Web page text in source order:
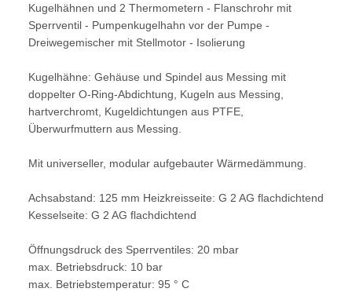
Kugelhähnen und 2 Thermometern - Flanschrohr mit
Sperrventil - Pumpenkugelhahn vor der Pumpe -
Dreiwegemischer mit Stellmotor - Isolierung
Kugelhähne: Gehäuse und Spindel aus Messing mit
doppelter O-Ring-Abdichtung, Kugeln aus Messing,
hartverchromt, Kugeldichtungen aus PTFE,
Überwurfmuttern aus Messing.
Mit universeller, modular aufgebauter Wärmedämmung.
Achsabstand: 125 mm Heizkreisseite: G 2 AG flachdichtend
Kesselseite: G 2 AG flachdichtend
Öffnungsdruck des Sperrventiles: 20 mbar
max. Betriebsdruck: 10 bar
max. Betriebstemperatur: 95 ° C